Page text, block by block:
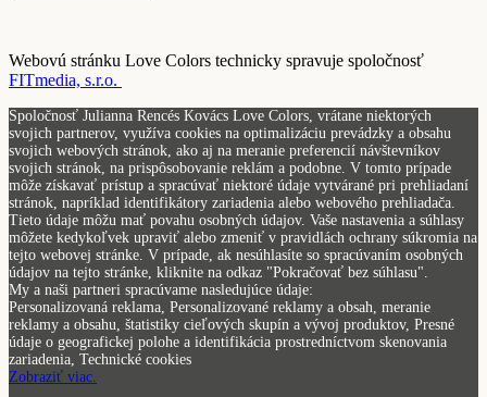
Webovú stránku Love Colors technicky spravuje spoločnosť
FITmedia, s.r.o.
Spoločnosť Julianna Rencés Kovács Love Colors, vrátane niektorých
svojich partnerov, využíva cookies na optimalizáciu prevádzky a obsahu
svojich webových stránok, ako aj na meranie preferencií návštevníkov
svojich stránok, na prispôsobovanie reklám a podobne. V tomto prípade
môže získavať prístup a spracúvať niektoré údaje vytvárané pri prehliadaní
stránok, napríklad identifikátory zariadenia alebo webového prehliadača.
Tieto údaje môžu mať povahu osobných údajov. Vaše nastavenia a súhlasy
môžete kedykoľvek upraviť alebo zmeniť v pravidlách ochrany súkromia na
tejto webovej stránke. V prípade, ak nesúhlasíte so spracúvaním osobných
údajov na tejto stránke, kliknite na odkaz "Pokračovať bez súhlasu".
My a naši partneri spracúvame nasledujúce údaje:
Personalizovaná reklama, Personalizované reklamy a obsah, meranie
reklamy a obsahu, štatistiky cieľových skupín a vývoj produktov, Presné
údaje o geografickej polohe a identifikácia prostredníctvom skenovania
zariadenia, Technické cookies
Zobraziť viac.